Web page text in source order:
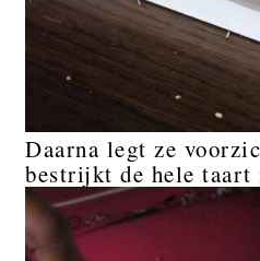
Daarna legt ze
bestrijkt de hele taart